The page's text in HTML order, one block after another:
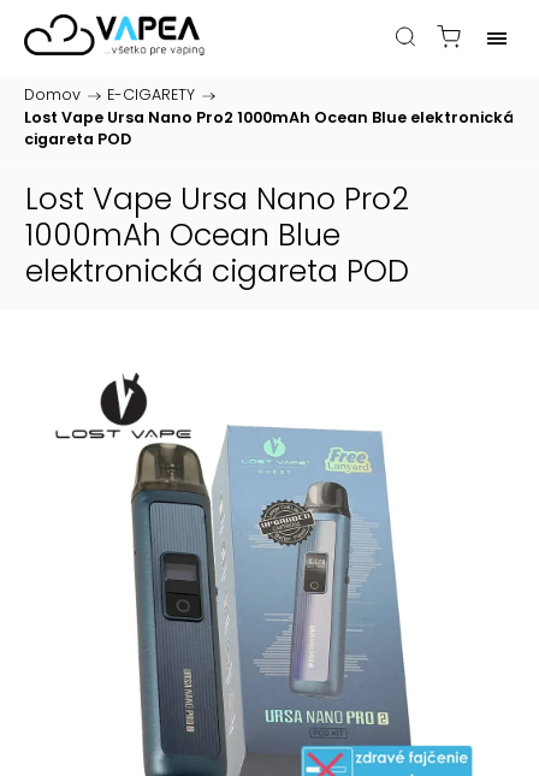
Domov / E-CIGARETY /
Lost Vape Ursa Nano Pro2 1000mAh Ocean Blue elektronická
cigareta POD
Lost Vape Ursa Nano Pro2
1000mAh Ocean Blue
elektronická cigareta POD